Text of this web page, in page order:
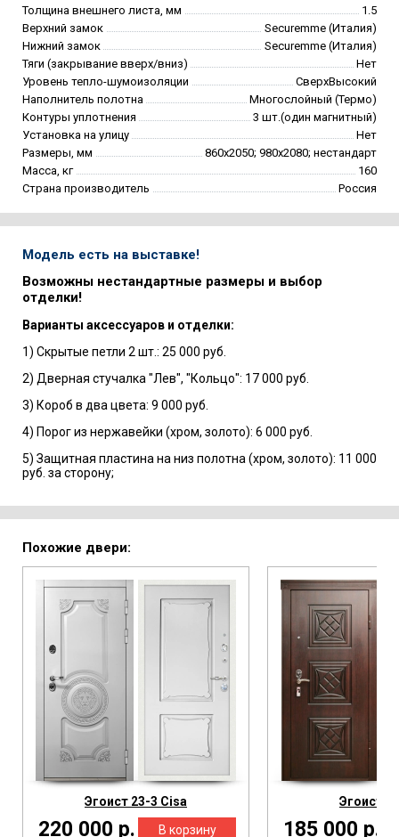
Толщина внешнего листа, мм
1.5
Верхний замок
Securemme (Италия)
Нижний замок
Securemme (Италия)
Тяги (закрывание вверх/вниз)
Нет
Уровень тепло-шумоизоляции
СверхВысокий
Наполнитель полотна
Многослойный (Термо)
Контуры уплотнения
3 шт.(один магнитный)
Установка на улицу
Нет
Размеры, мм
860х2050; 980х2080; нестандарт
Масса, кг
160
Страна производитель
Россия
Модель есть на выставке!
Возможны нестандартные размеры и выбор
отделки!
Варианты аксессуаров и отделки:
1) Скрытые петли 2 шт.: 25 000 руб.
2) Дверная стучалка "Лев", "Кольцо": 17 000 руб.
3) Короб в два цвета: 9 000 руб.
4) Порог из нержавейки (хром, золото): 6 000 руб.
5) Защитная пластина на низ полотна (хром, золото): 11 000
руб. за сторону;
Похожие двери:
Эгоист 23-3 Cisa
220 000 р.
Эгоист 1
185 000 р.